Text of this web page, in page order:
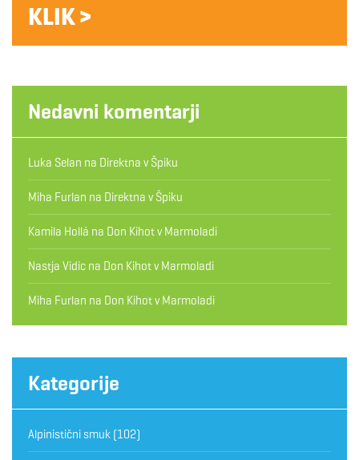
KLIK >
Nedavni komentarji
Luka Selan na Direktna v Špiku
Miha Furlan na Direktna v Špiku
Kamila Hollá na Don Kihot v Marmoladi
Nastja Vidic na Don Kihot v Marmoladi
Miha Furlan na Don Kihot v Marmoladi
Kategorije
Alpinistični smuk (102)